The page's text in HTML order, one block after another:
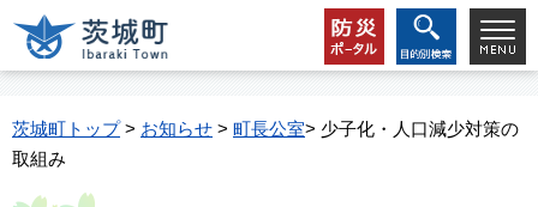
茨城町トップ> お知らせ > 町長公室> 少子化・人口減少対策の
取組み